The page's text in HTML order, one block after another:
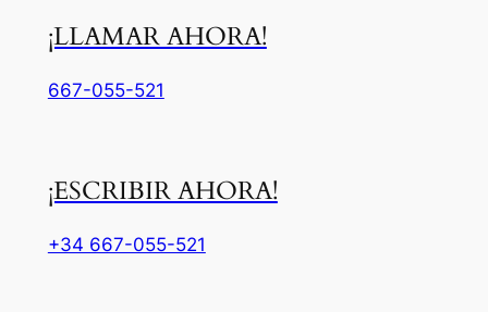
¡LLAMAR AHORA!
667-055-521
¡ESCRIBIR AHORA!
+34 667-055-521